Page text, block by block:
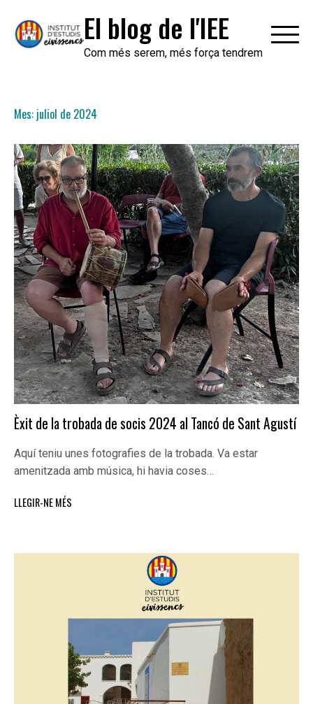
content
El blog de l'IEE
Com més serem, més força tendrem
Mes: juliol de 2024
Èxit de la trobada de socis 2024 al Tancó de Sant Agustí
Aquí teniu unes fotografies de la trobada. Va estar
amenitzada amb música, hi havia coses…
LLEGIR-NE MÉS